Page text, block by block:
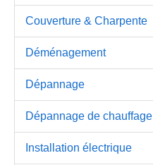
Couverture & Charpente
Déménagement
Dépannage
Dépannage de chauffage
Installation électrique